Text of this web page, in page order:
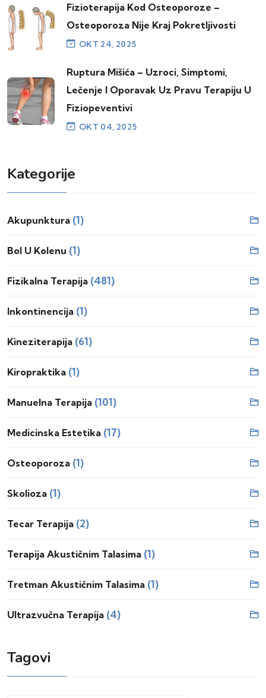
Fizioterapija Kod Osteoporoze –
Osteoporoza Nije Kraj Pokretljivosti
OKT 24, 2025
Ruptura Mišića – Uzroci, Simptomi,
Lečenje I Oporavak Uz Pravu Terapiju U
Fiziopeventivi
OKT 04, 2025
Kategorije
Akupunktura (1)
Bol U Kolenu (1)
Fizikalna Terapija (481)
Inkontinencija (1)
Kineziterapija (61)
Kiropraktika (1)
Manuelna Terapija (101)
Medicinska Estetika (17)
Osteoporoza (1)
Skolioza (1)
Tecar Terapija (2)
Terapija Akustičnim Talasima (1)
Tretman Akustičnim Talasima (1)
Ultrazvučna Terapija (4)
Tagovi